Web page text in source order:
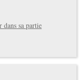
dans sa partie